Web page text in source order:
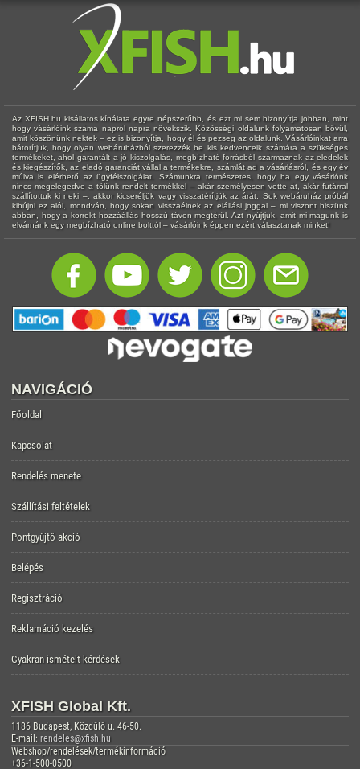
Az XFISH.hu kisállatos kínálata egyre népszerűbb, és ezt mi sem bizonyítja jobban, mint
hogy vásárlóink száma napról napra növekszik. Közösségi oldalunk folyamatosan bővül,
amit köszönünk nektek – ez is bizonyítja, hogy él és pezseg az oldalunk. Vásárlóinkat arra
bátorítjuk, hogy olyan webáruházból szerezzék be kis kedvenceik számára a szükséges
termékeket, ahol garantált a jó kiszolgálás, megbízható forrásból származnak az eledelek
és kiegészítők, az eladó garanciát vállal a termékekre, számlát ad a vásárlásról, és egy év
múlva is elérhető az ügyfélszolgálat. Számunkra természetes, hogy ha egy vásárlónk
nincs megelégedve a tőlünk rendelt termékkel – akár személyesen vette át, akár futárral
szállítottuk ki neki –, akkor kicseréljük vagy visszatérítjük az árát. Sok webáruház próbál
kibújni ez alól, mondván, hogy sokan visszaélnek az elállási joggal – mi viszont hiszünk
abban, hogy a korrekt hozzáállás hosszú távon megtérül. Azt nyújtjuk, amit mi magunk is
elvárnánk egy megbízható online bolttól – vásárlóink éppen ezért választanak minket!
NAVIGÁCIÓ
Főoldal
Kapcsolat
Rendelés menete
Szállítási feltételek
Pontgyűjtő akció
Belépés
Regisztráció
Reklamáció kezelés
Gyakran ismételt kérdések
XFISH Global Kft.
1186 Budapest, Közdűlő u. 46-50.
E-mail: rendeles@xfish.hu
Webshop/rendelések/termékinformáció
+36-1-500-0500